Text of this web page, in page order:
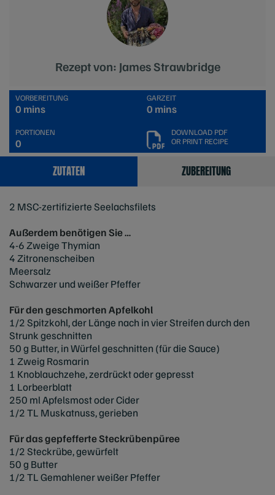
Rezept von: James Strawbridge
VORBEREITUNG
0 mins
GARZEIT
0 mins
PORTIONEN
0
DOWNLOAD PDF
OR PRINT RECIPE
ZUTATEN ZUBEREITUNG
2 MSC-zertifizierte Seelachsfilets
Außerdem benötigen Sie …
4-6 Zweige Thymian
4 Zitronenscheiben
Meersalz
Schwarzer und weißer Pfeffer
Für den geschmorten Apfelkohl
1/2 Spitzkohl, der Länge nach in vier Streifen durch den
Strunk geschnitten
50 g Butter, in Würfel geschnitten (für die Sauce)
1 Zweig Rosmarin
1 Knoblauchzehe, zerdrückt oder gepresst
1 Lorbeerblatt
250 ml Apfelsmost oder Cider
1/2 TL Muskatnuss, gerieben
Für das gepfefferte Steckrübenpüree
1/2 Steckrübe, gewürfelt
50 g Butter
1/2 TL Gemahlener weißer Pfeffer